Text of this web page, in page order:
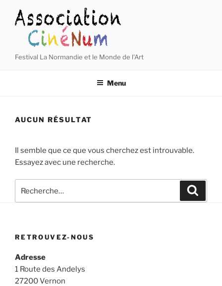
contenu
principal
Festival La Normandie et le Monde de l'Art
Menu
AUCUN RÉSULTAT
Il semble que ce que vous cherchez est introuvable.
Essayez avec une recherche.
pour
RETROUVEZ-NOUS
Adresse
1 Route des Andelys
27200 Vernon